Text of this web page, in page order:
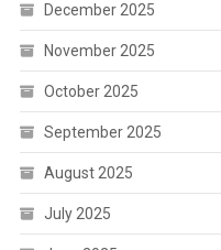
December 2025
November 2025
October 2025
September 2025
August 2025
July 2025